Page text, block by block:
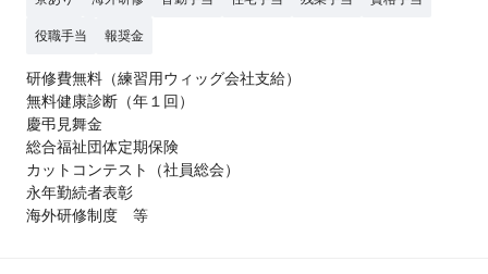
役職手当 報奨金
研修費無料（練習用ウィッグ会社支給）
無料健康診断（年１回）
慶弔見舞金
総合福祉団体定期保険
カットコンテスト（社員総会）
永年勤続者表彰
海外研修制度 等